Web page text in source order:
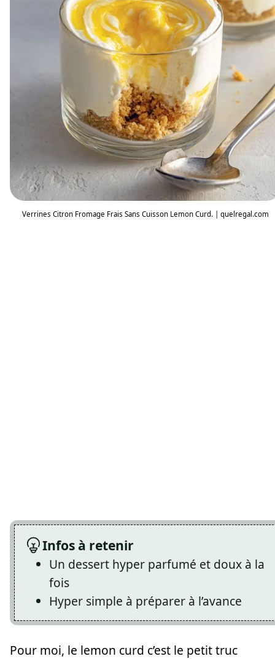
Verrines Citron Fromage Frais Sans Cuisson Lemon Curd. | quelregal.com
Infos à retenir
Un dessert hyper parfumé et doux à la
fois
Hyper simple à préparer à l’avance
Pour moi, le lemon curd c’est le petit truc